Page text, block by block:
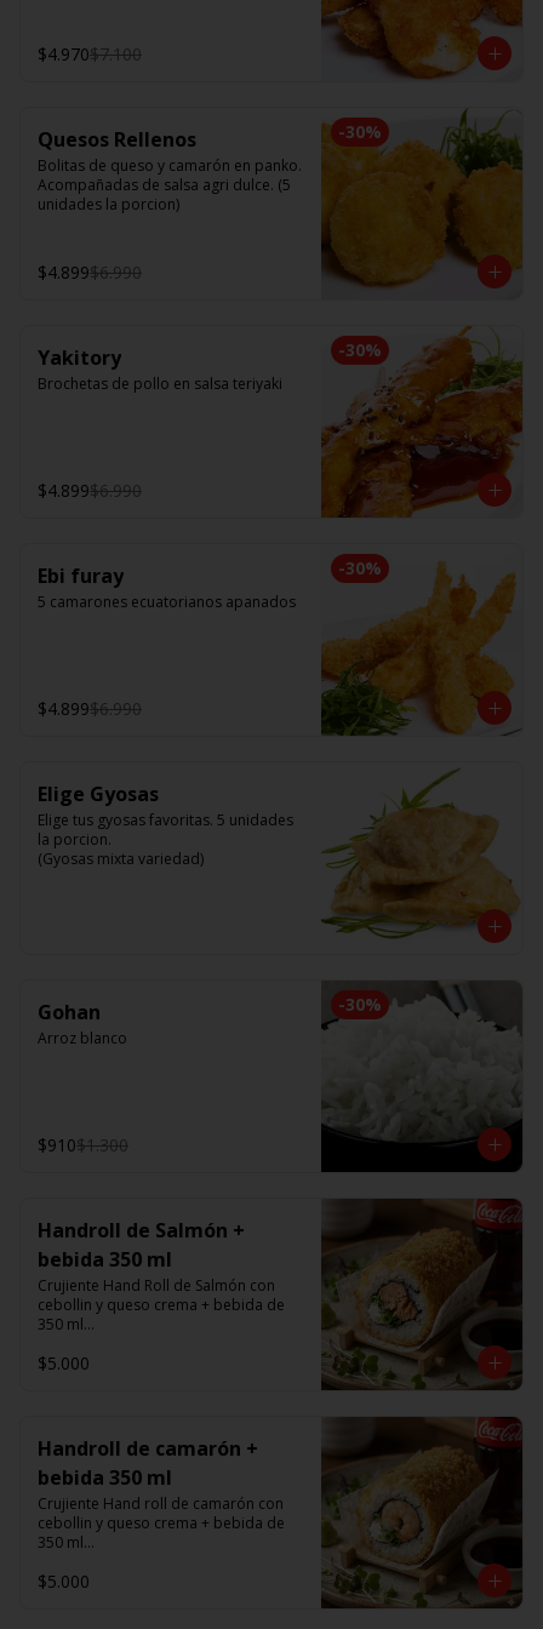
$4.970$7.100
-30%
Quesos Rellenos
Bolitas de queso y camarón en panko.
Acompañadas de salsa agri dulce. (5
unidades la porcion)
$4.899$6.990
-30%
Yakitory
Brochetas de pollo en salsa teriyaki
$4.899$6.990
-30%
Ebi furay
5 camarones ecuatorianos apanados
$4.899$6.990
Elige Gyosas
Elige tus gyosas favoritas. 5 unidades
la porcion.
(Gyosas mixta variedad)
-30%
Gohan
Arroz blanco
$910$1.300
Handroll de Salmón +
bebida 350 ml
Crujiente Hand Roll de Salmón con
cebollin y queso crema + bebida de
350 ml
Promoción valida de Lunes a viernes
$5.000
Handroll de camarón +
bebida 350 ml
Crujiente Hand roll de camarón con
cebollin y queso crema + bebida de
350 ml
Promoción valida de Lunes a viernes
$5.000